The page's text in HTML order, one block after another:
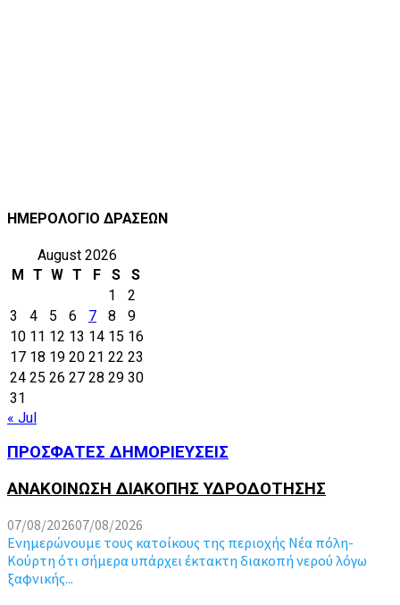
ΗΜΕΡΟΛΟΓΙΟ ΔΡΑΣΕΩΝ
August 2026
M T W T F S
S
1
2
3
4 5 6 7 8
9
10 11 12 13 14 15 16
17 18 19 20 21 22 23
24 25 26 27 28 29 30
31
« Jul
ΠΡΟΣΦΑΤΕΣ ΔΗΜΟΡΙΕΥΣΕΙΣ
ΑΝΑΚΟΙΝΩΣΗ ΔΙΑΚΟΠΗΣ ΥΔΡΟΔΟΤΗΣΗΣ
07/08/202607/08/2026
Ενημερώνουμε τους κατοίκους της περιοχής Νέα πόλη-
Κούρτη ότι σήμερα υπάρχει έκτακτη διακοπή νερού λόγω
ξαφνικής...